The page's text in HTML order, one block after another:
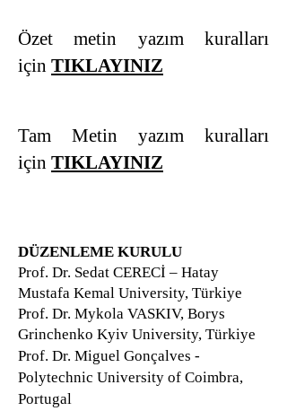
Özet metin yazım kuralları
için TIKLAYINIZ
Tam Metin yazım kuralları
için TIKLAYINIZ
DÜZENLEME KURULU
Prof. Dr. Sedat CERECİ – Hatay
Mustafa Kemal University, Türkiye
Prof. Dr. Mykola VASKIV, Borys
Grinchenko Kyiv University, Türkiye
Prof. Dr. Miguel Gonçalves -
Polytechnic University of Coimbra,
Portugal